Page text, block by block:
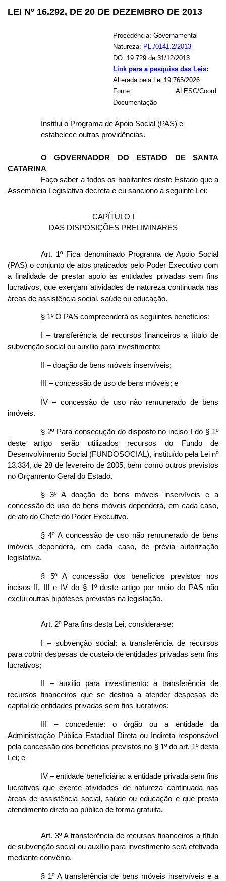
LEI Nº 16.292, DE 20 DE DEZEMBRO DE 2013
Procedência: Governamental
Natureza: PL./0141.2/2013
DO: 19.729 de 31/12/2013
Link para a pesquisa das Leis:
Alterada pela Lei 19.765/2026
Fonte: ALESC/Coord.
Documentação
Institui o Programa de Apoio Social (PAS) e
estabelece outras providências.
O GOVERNADOR DO ESTADO DE SANTA
CATARINA
Faço saber a todos os habitantes deste Estado que a
Assembleia Legislativa decreta e eu sanciono a seguinte Lei:
CAPÍTULO I
DAS DISPOSIÇÕES PRELIMINARES
Art. 1º Fica denominado Programa de Apoio Social
(PAS) o conjunto de atos praticados pelo Poder Executivo com
a finalidade de prestar apoio às entidades privadas sem fins
lucrativos, que exerçam atividades de natureza continuada nas
áreas de assistência social, saúde ou educação.
§ 1º O PAS compreenderá os seguintes benefícios:
I – transferência de recursos financeiros a título de
subvenção social ou auxílio para investimento;
II – doação de bens móveis inservíveis;
III – concessão de uso de bens móveis; e
IV – concessão de uso não remunerado de bens
imóveis.
§ 2º Para consecução do disposto no inciso I do § 1º
deste artigo serão utilizados recursos do Fundo de
Desenvolvimento Social (FUNDOSOCIAL), instituído pela Lei nº
13.334, de 28 de fevereiro de 2005, bem como outros previstos
no Orçamento Geral do Estado.
§ 3º A doação de bens móveis inservíveis e a
concessão de uso de bens móveis dependerá, em cada caso,
de ato do Chefe do Poder Executivo.
§ 4º A concessão de uso não remunerado de bens
imóveis dependerá, em cada caso, de prévia autorização
legislativa.
§ 5º A concessão dos benefícios previstos nos
incisos II, III e IV do § 1º deste artigo por meio do PAS não
exclui outras hipóteses previstas na legislação.
Art. 2º Para fins desta Lei, considera-se:
I – subvenção social: a transferência de recursos
para cobrir despesas de custeio de entidades privadas sem fins
lucrativos;
II – auxílio para investimento: a transferência de
recursos financeiros que se destina a atender despesas de
capital de entidades privadas sem fins lucrativos;
III – concedente: o órgão ou a entidade da
Administração Pública Estadual Direta ou Indireta responsável
pela concessão dos benefícios previstos no § 1º do art. 1º desta
Lei; e
IV – entidade beneficiária: a entidade privada sem fins
lucrativos que exerce atividades de natureza continuada nas
áreas de assistência social, saúde ou educação e que presta
atendimento direto ao público de forma gratuita.
Art. 3º A transferência de recursos financeiros a título
de subvenção social ou auxílio para investimento será efetivada
mediante convênio.
§ 1º A transferência de bens móveis inservíveis e a